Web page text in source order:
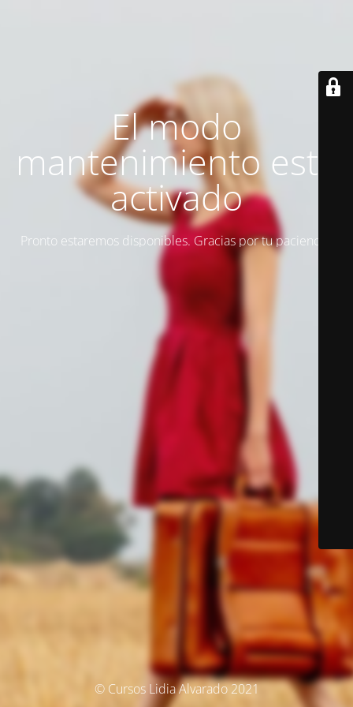
El modo
mantenimiento está
activado
Pronto estaremos disponibles. Gracias por tu paciencia.
© Cursos Lidia Alvarado 2021